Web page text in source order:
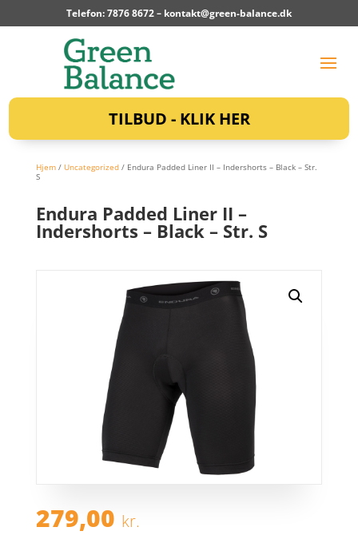
Telefon: 7876 8672 – kontakt@green-balance.dk
TILBUD - KLIK HER
Hjem/ Uncategorized/ Endura Padded Liner II – Indershorts – Black – Str.
S
Endura Padded Liner II –
Indershorts – Black – Str. S
279,00 kr.